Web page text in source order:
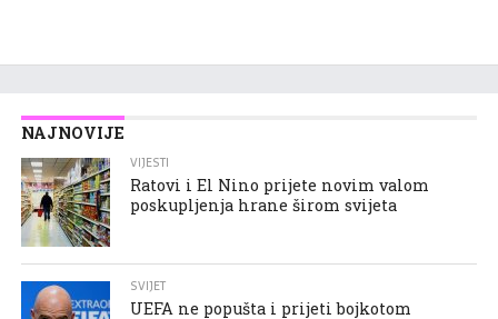
NAJNOVIJE
VIJESTI
Ratovi i El Nino prijete novim valom
poskupljenja hrane širom svijeta
SVIJET
UEFA ne popušta i prijeti bojkotom